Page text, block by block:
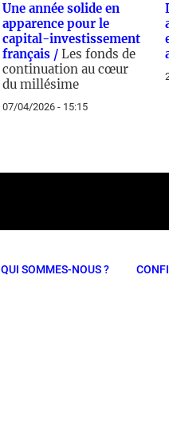
Une année solide en
apparence pour le
capital-investissement
français / Les fonds de
continuation au cœur
du millésime
07/04/2026 - 15:15
QUI SOMMES-NOUS ?